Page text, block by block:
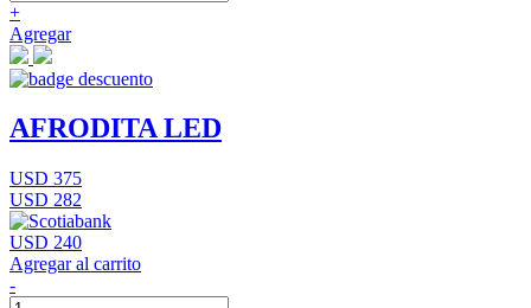
+
Agregar
AFRODITA LED
USD 375
USD 282
USD 240
Agregar al carrito
-